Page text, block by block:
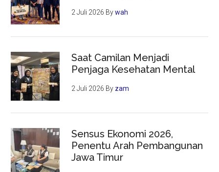
2 Juli 2026 Bywah
Saat Camilan Menjadi
Penjaga Kesehatan Mental
2 Juli 2026 By zam
Sensus Ekonomi 2026,
Penentu Arah Pembangunan
Jawa Timur